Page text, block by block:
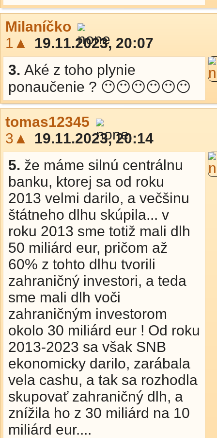
Milaníčko
1▲
19.11.2023, 20:07
3. Aké z toho plynie
ponaučenie ? 😶😶😶😶😶😶
tomas12345
3▲
19.11.2023, 20:14
5. že máme silnú centrálnu
banku, ktorej sa od roku
2013 velmi darilo, a večšinu
štátneho dlhu skúpila... v
roku 2013 sme totiž mali dlh
50 miliárd eur, pričom až
60% z tohto dlhu tvorili
zahraničný investori, a teda
sme mali dlh voči
zahraničným investorom
okolo 30 miliárd eur ! Od roku
2013-2023 sa však SNB
ekonomicky darilo, zarábala
vela cashu, a tak sa rozhodla
skupovať zahraničný dlh, a
znížila ho z 30 miliárd na 10
miliárd eur....